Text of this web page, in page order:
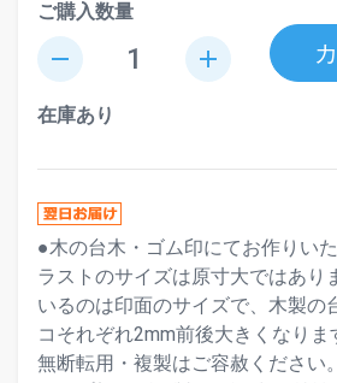
ご購入数量
remove add
在庫あり
●木の台木・ゴム印にてお作りい
ラストのサイズは原寸大ではあり
いるのは印面のサイズで、木製の
コそれぞれ2mm前後大きくなり
無断転用・複製はご容赦ください